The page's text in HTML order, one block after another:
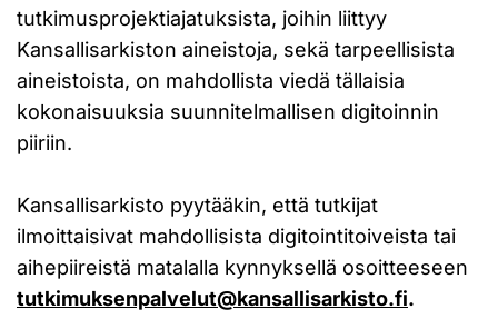
tutkimusprojektiajatuksista, joihin liittyy
Kansallisarkiston aineistoja, sekä tarpeellisista
aineistoista, on mahdollista viedä tällaisia
kokonaisuuksia suunnitelmallisen digitoinnin
piiriin.
Kansallisarkisto pyytääkin, että tutkijat
ilmoittaisivat mahdollisista digitointitoiveista tai
aihepiireistä matalalla kynnyksellä osoitteeseen
tutkimuksenpalvelut@kansallisarkisto.fi.